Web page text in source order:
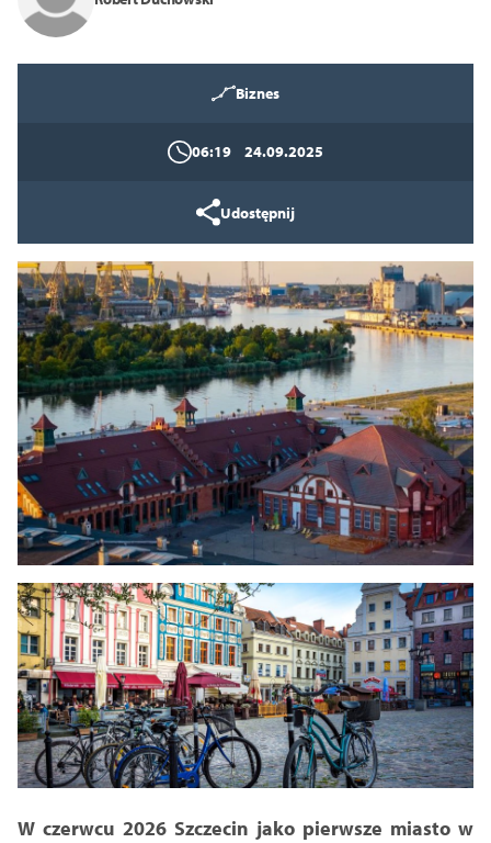
Tryb wysokiego kontrastu
16
Zamknij
Biznes
06:19 24.09.2025
Udostępnij
W czerwcu 2026 Szczecin jako pierwsze miasto w